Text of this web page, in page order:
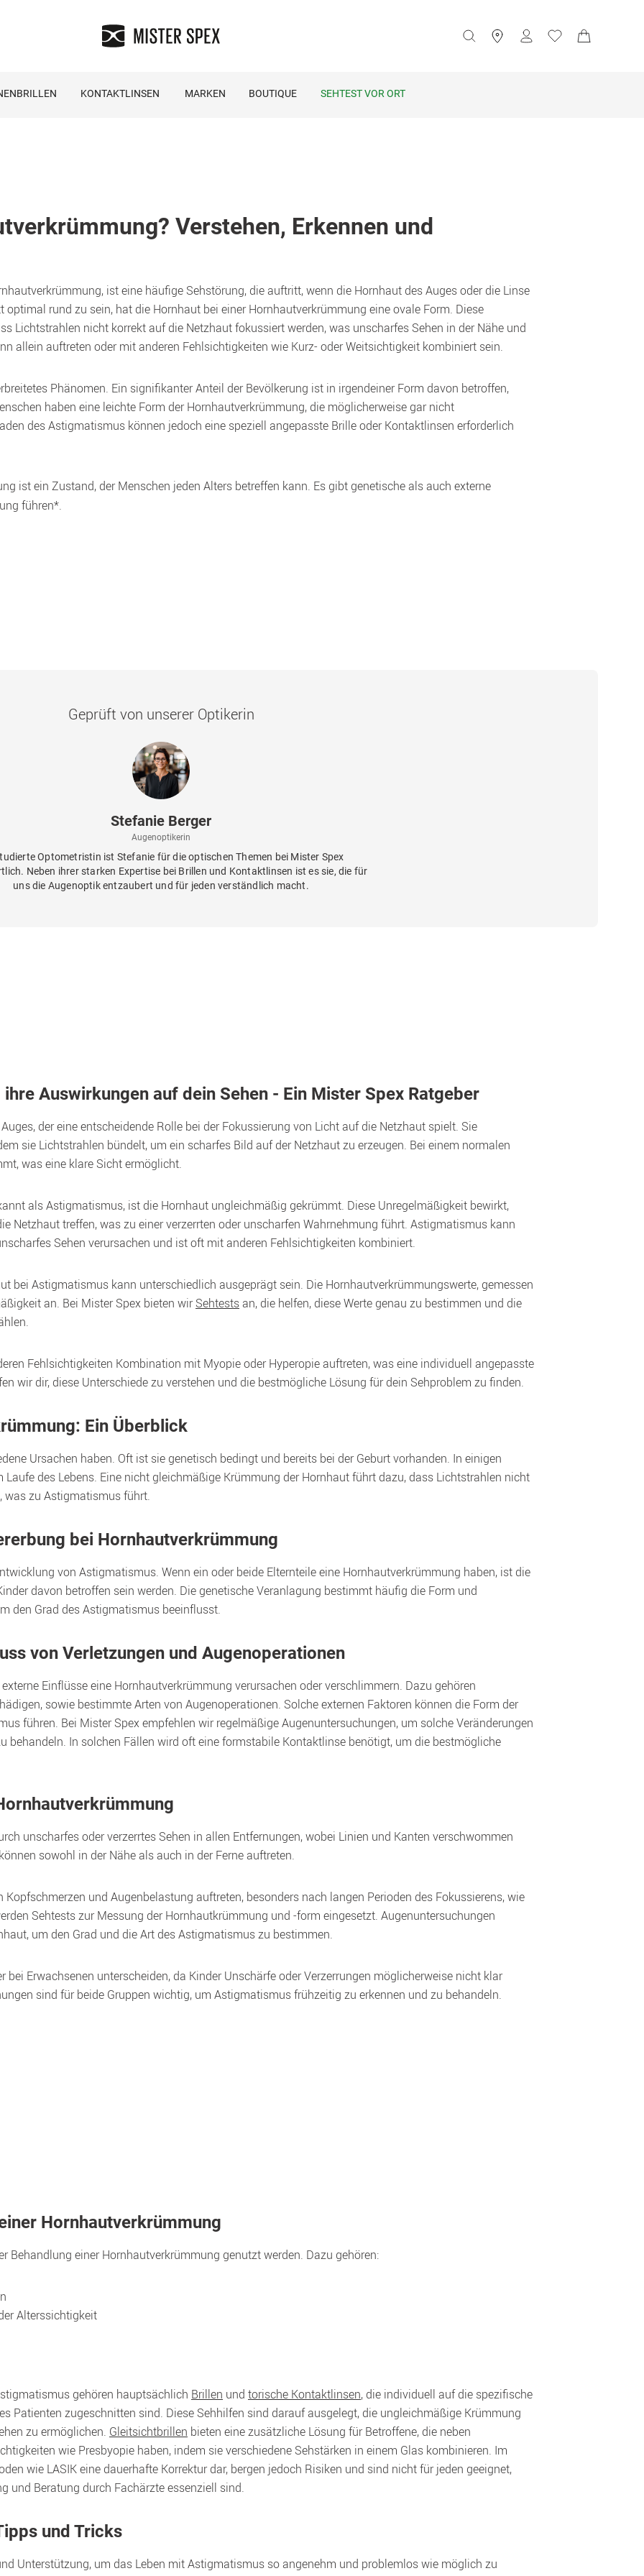
KONTAKTLINSEN MARKEN BOUTIQUE SEHTEST VOR ORT
Verstehen, Erkennen und
ist eine häufige Sehstörung, die auftritt, wenn die Hornhaut des Auges oder die Linse
rund zu sein, hat die Hornhaut bei einer Hornhautverkrümmung eine ovale Form. Diese
Lichtstrahlen nicht korrekt auf die Netzhaut fokussiert werden, was unscharfes Sehen in der Nähe und
allein auftreten oder mit anderen Fehlsichtigkeiten wie Kurz- oder Weitsichtigkeit kombiniert sein.
Phänomen. Ein signifikanter Anteil der Bevölkerung ist in irgendeiner Form davon betroffen,
haben eine leichte Form der Hornhautverkrümmung, die möglicherweise gar nicht
des Astigmatismus können jedoch eine speziell angepasste Brille oder Kontaktlinsen erforderlich
ist ein Zustand, der Menschen jeden Alters betreffen kann. Es gibt genetische als auch externe
führen*.
Geprüft von unserer Optikerin
Stefanie Berger
Augenoptikerin
Optometristin ist Stefanie für die optischen Themen bei Mister Spex
Neben ihrer starken Expertise bei Brillen und Kontaktlinsen ist es sie, die für
uns die Augenoptik entzaubert und für jeden verständlich macht.
Auswirkungen auf dein Sehen - Ein Mister Spex Ratgeber
der eine entscheidende Rolle bei der Fokussierung von Licht auf die Netzhaut spielt. Sie
sie Lichtstrahlen bündelt, um ein scharfes Bild auf der Netzhaut zu erzeugen. Bei einem normalen
was eine klare Sicht ermöglicht.
als Astigmatismus, ist die Hornhaut ungleichmäßig gekrümmt. Diese Unregelmäßigkeit bewirkt,
Netzhaut treffen, was zu einer verzerrten oder unscharfen Wahrnehmung führt. Astigmatismus kann
Sehen verursachen und ist oft mit anderen Fehlsichtigkeiten kombiniert.
bei Astigmatismus kann unterschiedlich ausgeprägt sein. Die Hornhautverkrümmungswerte, gemessen
an. Bei Mister Spex bieten wir Sehtests an, die helfen, diese Werte genau zu bestimmen und die
Fehlsichtigkeiten Kombination mit Myopie oder Hyperopie auftreten, was eine individuell angepasste
wir dir, diese Unterschiede zu verstehen und die bestmögliche Lösung für dein Sehproblem zu finden.
Ein Überblick
Ursachen haben. Oft ist sie genetisch bedingt und bereits bei der Geburt vorhanden. In einigen
des Lebens. Eine nicht gleichmäßige Krümmung der Hornhaut führt dazu, dass Lichtstrahlen nicht
was zu Astigmatismus führt.
bei Hornhautverkrümmung
von Astigmatismus. Wenn ein oder beide Elternteile eine Hornhautverkrümmung haben, ist die
davon betroffen sein werden. Die genetische Veranlagung bestimmt häufig die Form und
den Grad des Astigmatismus beeinflusst.
von Verletzungen und Augenoperationen
Einflüsse eine Hornhautverkrümmung verursachen oder verschlimmern. Dazu gehören
sowie bestimmte Arten von Augenoperationen. Solche externen Faktoren können die Form der
führen. Bei Mister Spex empfehlen wir regelmäßige Augenuntersuchungen, um solche Veränderungen
behandeln. In solchen Fällen wird oft eine formstabile Kontaktlinse benötigt, um die bestmögliche
unscharfes oder verzerrtes Sehen in allen Entfernungen, wobei Linien und Kanten verschwommen
sowohl in der Nähe als auch in der Ferne auftreten.
und Augenbelastung auftreten, besonders nach langen Perioden des Fokussierens, wie
Sehtests zur Messung der Hornhautkrümmung und -form eingesetzt. Augenuntersuchungen
um den Grad und die Art des Astigmatismus zu bestimmen.
bei Erwachsenen unterscheiden, da Kinder Unschärfe oder Verzerrungen möglicherweise nicht klar
sind für beide Gruppen wichtig, um Astigmatismus frühzeitig zu erkennen und zu behandeln.
Hornhautverkrümmung
Behandlung einer Hornhautverkrümmung genutzt werden. Dazu gehören:
Alterssichtigkeit
gehören hauptsächlich Brillen und torische Kontaktlinsen, die individuell auf die spezifische
Patienten zugeschnitten sind. Diese Sehhilfen sind darauf ausgelegt, die ungleichmäßige Krümmung
zu ermöglichen. Gleitsichtbrillen bieten eine zusätzliche Lösung für Betroffene, die neben
wie Presbyopie haben, indem sie verschiedene Sehstärken in einem Glas kombinieren. Im
wie LASIK eine dauerhafte Korrektur dar, bergen jedoch Risiken und sind nicht für jeden geeignet,
und Beratung durch Fachärzte essenziell sind.
und Tricks
Unterstützung, um das Leben mit Astigmatismus so angenehm und problemlos wie möglich zu